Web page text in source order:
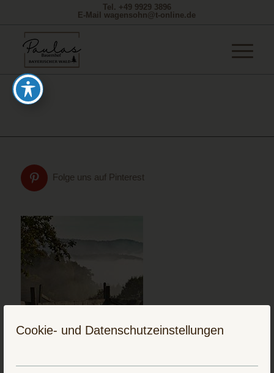
Cookie- und Datenschutzeinstellungen
Tel. +49 9929 3896
E-Mail wagensohn@t-online.de
Folge uns auf Pinterest